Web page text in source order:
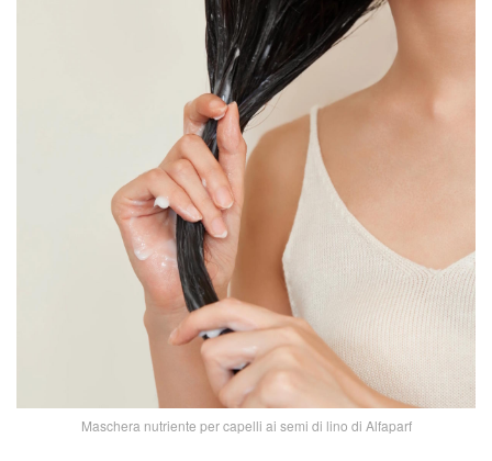
Maschera nutriente per capelli ai semi di lino di Alfaparf